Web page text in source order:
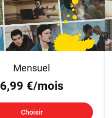
Mensuel
6,99 €/mois
Choisir